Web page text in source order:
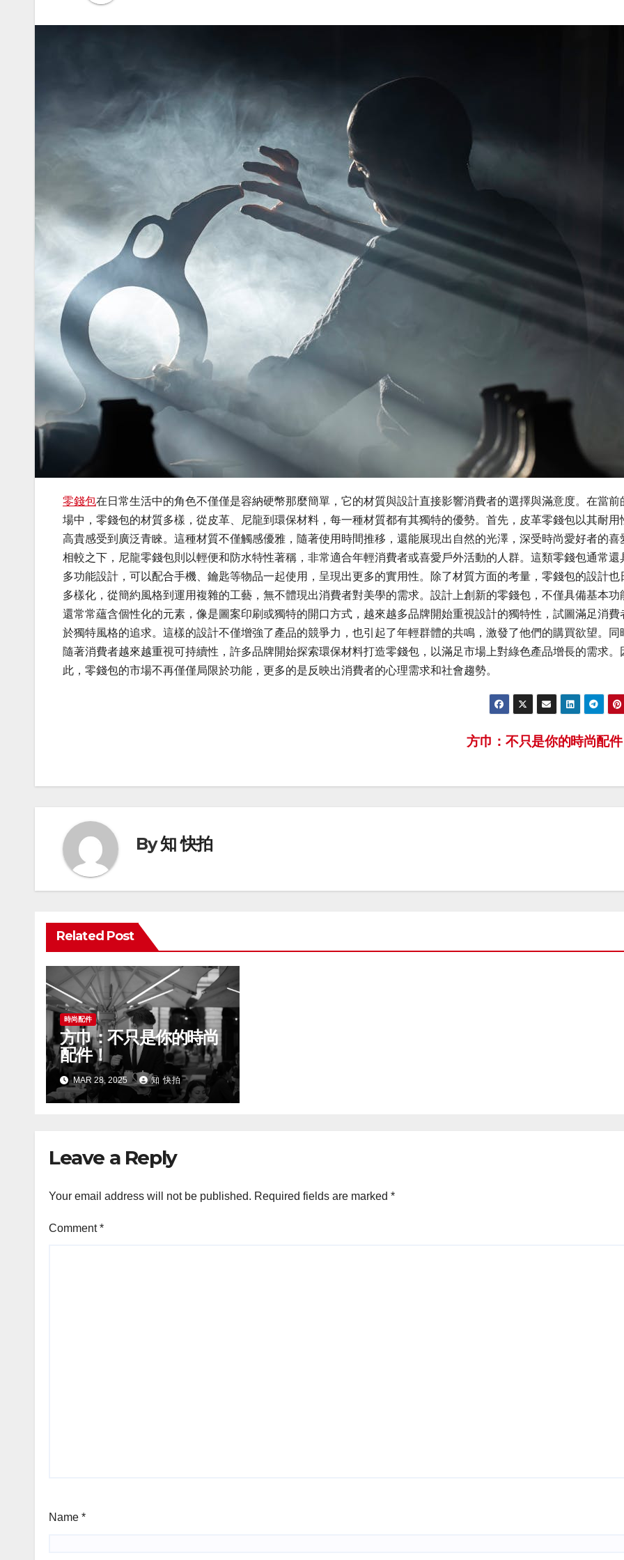
零錢包在日常生活中的角色不僅僅是容納硬幣那麼簡單，它的材質與設計直接影響消費者的選擇與滿意度。在當前
場中，零錢包的材質多樣，從皮革、尼龍到環保材料，每一種材質都有其獨特的優勢。首先，皮革零錢包以其耐用
高貴感受到廣泛青睞。這種材質不僅觸感優雅，隨著使用時間推移，還能展現出自然的光澤，深受時尚愛好者的喜
相較之下，尼龍零錢包則以輕便和防水特性著稱，非常適合年輕消費者或喜愛戶外活動的人群。這類零錢包通常還
多功能設計，可以配合手機、鑰匙等物品一起使用，呈現出更多的實用性。除了材質方面的考量，零錢包的設計也
多樣化，從簡約風格到運用複雜的工藝，無不體現出消費者對美學的需求。設計上創新的零錢包，不僅具備基本功
還常常蘊含個性化的元素，像是圖案印刷或獨特的開口方式，越來越多品牌開始重視設計的獨特性，試圖滿足消費
於獨特風格的追求。這樣的設計不僅增強了產品的競爭力，也引起了年輕群體的共鳴，激發了他們的購買欲望。同
隨著消費者越來越重視可持續性，許多品牌開始探索環保材料打造零錢包，以滿足市場上對綠色產品增長的需求。
此，零錢包的市場不再僅僅局限於功能，更多的是反映出消費者的心理需求和社會趨勢。
方巾：不只是你的時尚配件
By知 快拍
Related Post
時尚配件
方巾：不只是你的時尚
配件！
MAR 28, 2025 知 快拍
Leave a Reply
Your email address will not be published. Required fields are marked *
Comment*
Name *